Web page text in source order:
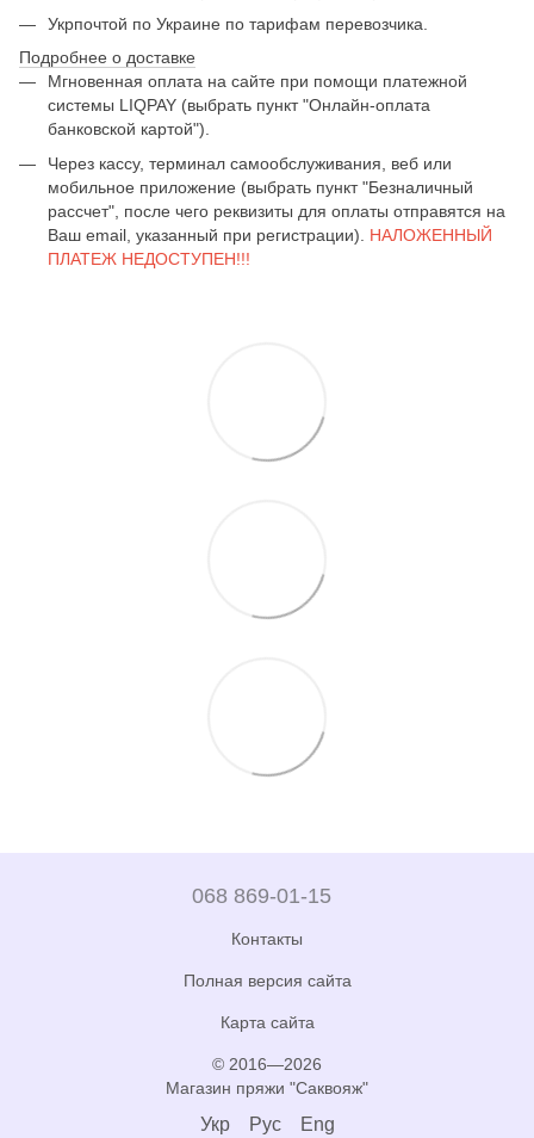
Укрпочтой по Украине по тарифам перевозчика.
Подробнее о доставке
Мгновенная оплата на сайте при помощи платежной
системы LIQPAY (выбрать пункт "Онлайн-оплата
банковской картой").
Через кассу, терминал самообслуживания, веб или
мобильное приложение (выбрать пункт "Безналичный
рассчет", после чего реквизиты для оплаты отправятся на
Ваш email, указанный при регистрации). НАЛОЖЕННЫЙ
ПЛАТЕЖ НЕДОСТУПЕН!!!
068 869-01-15
Контакты
Полная версия сайта
Карта сайта
© 2016—2026
Магазин пряжи "Саквояж"
Укр Рус Eng